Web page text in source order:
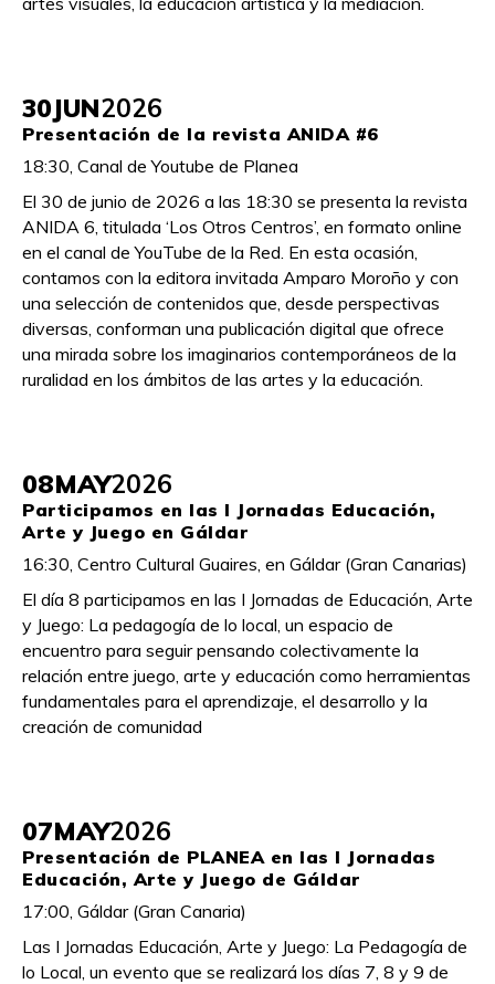
30JUN2026
Presentación de la revista ANIDA #6
18:30, Canal de Youtube de Planea
El 30 de junio de 2026 a las 18:30 se presenta la revista
ANIDA 6, titulada ‘Los Otros Centros’, en formato online
en el canal de YouTube de la Red. En esta ocasión,
contamos con la editora invitada Amparo Moroño y con
una selección de contenidos que, desde perspectivas
diversas, conforman una publicación digital que ofrece
una mirada sobre los imaginarios contemporáneos de la
ruralidad en los ámbitos de las artes y la educación.
08MAY2026
Participamos en las I Jornadas Educación,
Arte y Juego en Gáldar
16:30, Centro Cultural Guaires, en Gáldar (Gran Canarias)
El día 8 participamos en las I Jornadas de Educación, Arte
y Juego: La pedagogía de lo local, un espacio de
encuentro para seguir pensando colectivamente la
relación entre juego, arte y educación como herramientas
fundamentales para el aprendizaje, el desarrollo y la
creación de comunidad
07MAY2026
Presentación de PLANEA en las I Jornadas
Educación, Arte y Juego de Gáldar
17:00, Gáldar (Gran Canaria)
Las I Jornadas Educación, Arte y Juego: La Pedagogía de
lo Local, un evento que se realizará los días 7, 8 y 9 de